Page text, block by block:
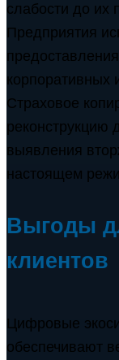
слабости до их
Предприятия
корпоративных
Страховое
реконструкцию
выявления
настоящем
Выгоды
клиентов
Цифровые
обеспечивают